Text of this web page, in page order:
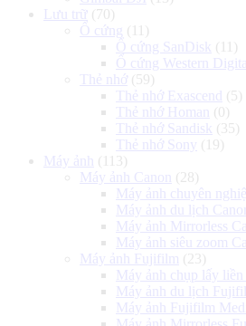
Lưu trữ (70)
Ổ cứng (11)
Ổ cứng SanDisk (11)
Ổ cứng Western Digital
Thẻ nhớ (59)
Thẻ nhớ Exascend
(5)
Thẻ nhớ Homan
(0)
Thẻ nhớ Sandisk (35)
Thẻ nhớ Sony (19)
Máy ảnh
(113)
Máy ảnh Canon
(28)
Máy ảnh chuyên
Máy ảnh du lịch Canon
Máy ảnh Mirrorless
Máy ảnh siêu zoom
Máy ảnh Fujifilm (23)
Máy ảnh chụp lấy
Máy ảnh du lịch
Máy ảnh Fujifilm